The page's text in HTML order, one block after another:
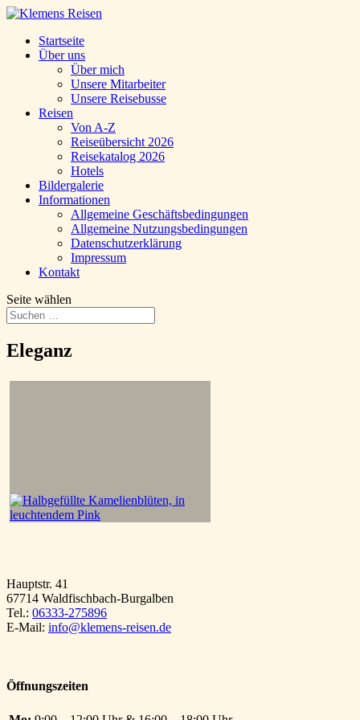
Startseite
Über uns
Über mich
Unsere Mitarbeiter
Unsere Reisebusse
Reisen
Von A-Z
Reiseübersicht 2026
Reisekatalog 2026
Hotels
Bildergalerie
Informationen
Allgemeine Geschäftsbedingungen
Allgemeine Nutzungsbedingungen
Datenschutzerklärung
Impressum
Kontakt
Seite wählen
Eleganz
Hauptstr. 41
67714 Waldfischbach-Burgalben
Tel.: 06333-275896
E-Mail: info@klemens-reisen.de
Öffnungszeiten